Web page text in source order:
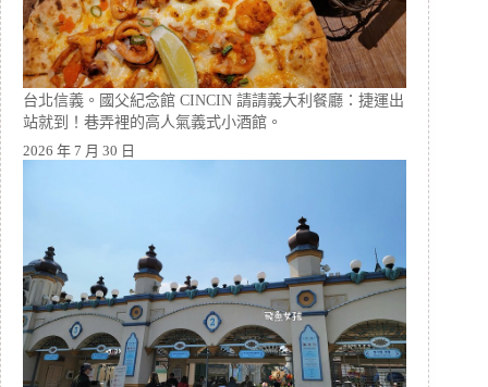
台北信義。國父紀念館 CINCIN 請請義大利餐廳：捷運出
站就到！巷弄裡的高人氣義式小酒館。
2026 年 7 月 30 日